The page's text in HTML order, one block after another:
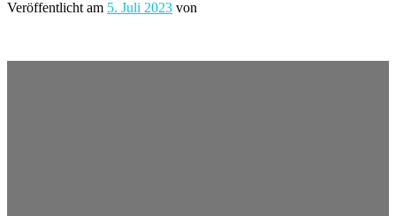
Veröffentlicht am 5. Juli 2023 von